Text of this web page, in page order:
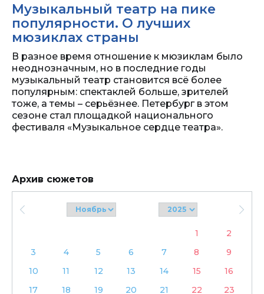
Музыкальный театр на пике
популярности. О лучших
мюзиклах страны
В разное время отношение к мюзиклам было
неоднозначным, но в последние годы
музыкальный театр становится всё более
популярным: спектаклей больше, зрителей
тоже, а темы – серьёзнее. Петербург в этом
сезоне стал площадкой национального
фестиваля «Музыкальное сердце театра».
Архив сюжетов
1
2
3
4 5 6 7 8
9
10
11 12 13 14 15
16
17
18 19 20 21 22 23